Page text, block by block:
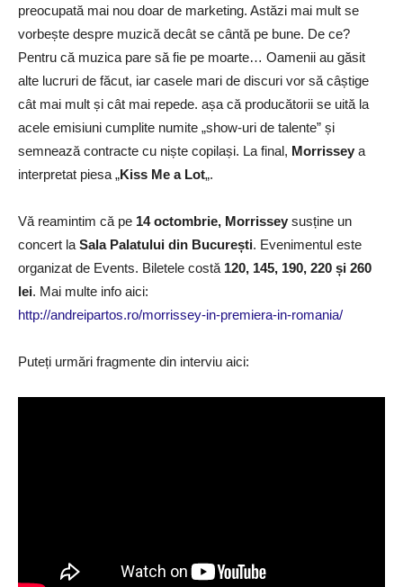
preocupată mai nou doar de marketing. Astăzi mai mult se
vorbește despre muzică decât se cântă pe bune. De ce?
Pentru că muzica pare să fie pe moarte… Oamenii au găsit
alte lucruri de făcut, iar casele mari de discuri vor să câștige
cât mai mult și cât mai repede. așa că producătorii se uită la
acele emisiuni cumplite numite „show-uri de talente” și
semnează contracte cu niște copilași. La final, Morrissey a
interpretat piesa „Kiss Me a Lot„.
Vă reamintim că pe 14 octombrie, Morrissey susține un
concert la Sala Palatului din București. Evenimentul este
organizat de Events. Biletele costă 120, 145, 190, 220 și 260
lei. Mai multe info aici:
http://andreipartos.ro/morrissey-in-premiera-in-romania/
Puteți urmări fragmente din interviu aici: